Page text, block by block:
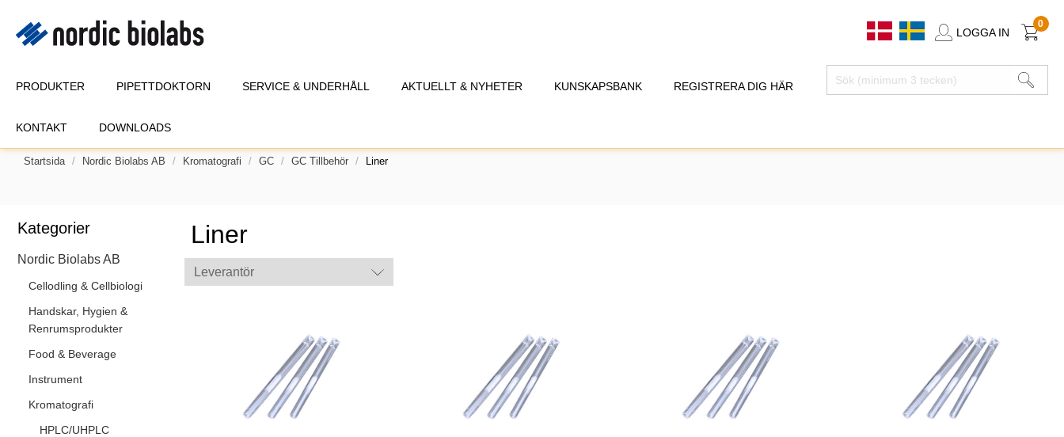
LOGGA IN
0
PRODUKTER PIPETTDOKTORN SERVICE & UNDERHÅLL AKTUELLT & NYHETER KUNSKAPSBANK REGISTRERA DIG HÄR
KONTAKT DOWNLOADS
Startsida Nordic Biolabs AB Kromatografi GC GC Tillbehör Liner
Kategorier
Nordic Biolabs AB
Cellodling & Cellbiologi
Handskar, Hygien &
Renrumsprodukter
Food & Beverage
Instrument
Kromatografi
HPLC/UHPLC
Liner
Leverantör